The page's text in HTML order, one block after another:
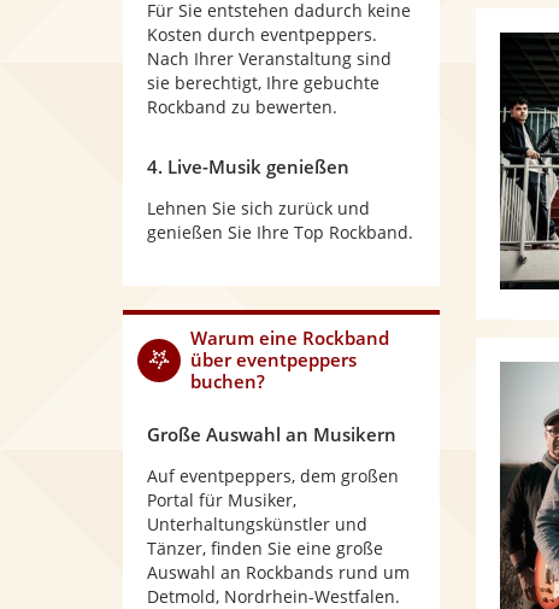
Für Sie entstehen dadurch keine
Kosten durch eventpeppers.
Nach Ihrer Veranstaltung sind
sie berechtigt, Ihre gebuchte
Rockband zu bewerten.
4. Live-Musik genießen
Lehnen Sie sich zurück und
genießen Sie Ihre Top Rockband.
Warum eine Rockband
über eventpeppers
buchen?
Große Auswahl an Musikern
Auf eventpeppers, dem großen
Portal für Musiker,
Unterhaltungskünstler und
Tänzer, finden Sie eine große
Auswahl an Rockbands rund um
Detmold, Nordrhein-Westfalen.